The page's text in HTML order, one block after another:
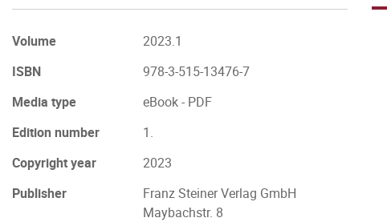
Volume
2023.1
ISBN
978-3-515-13476-7
Media type
eBook - PDF
Edition number
1.
Copyright year
2023
Publisher
Franz Steiner Verlag GmbH
Maybachstr. 8